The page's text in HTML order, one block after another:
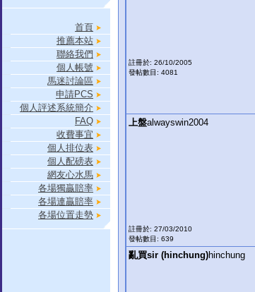
首頁
推薦本站
聯絡我們
個人帳號
馬迷討論區
申請PCS
個人評述系統簡介
FAQ
收費事宜
個人排位表
個人配磅表
網友心水馬
各場獨贏賠率
各場連贏賠率
各場位置走勢
註冊於: 26/10/2005
發帖數目: 4081
上盤alwayswin2004
註冊於: 27/03/2010
發帖數目: 639
亂買sir (hinchung)hinchung